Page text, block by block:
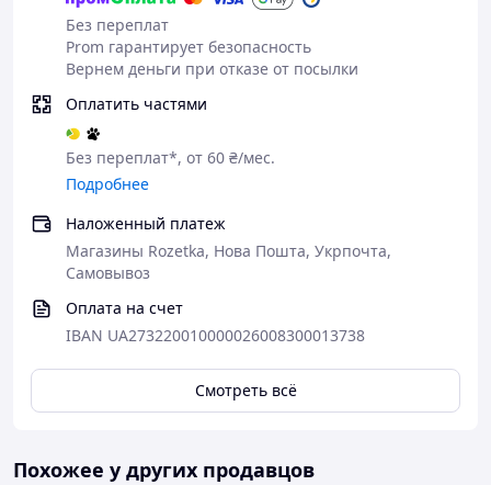
Без переплат
Prom гарантирует безопасность
Вернем деньги при отказе от посылки
Оплатить частями
Без переплат*, от 60 ₴/мес.
Подробнее
Наложенный платеж
Магазины Rozetka, Нова Пошта, Укрпочта,
Самовывоз
Оплата на счет
IBAN UA273220010000026008300013738
Смотреть всё
Похожее у других продавцов